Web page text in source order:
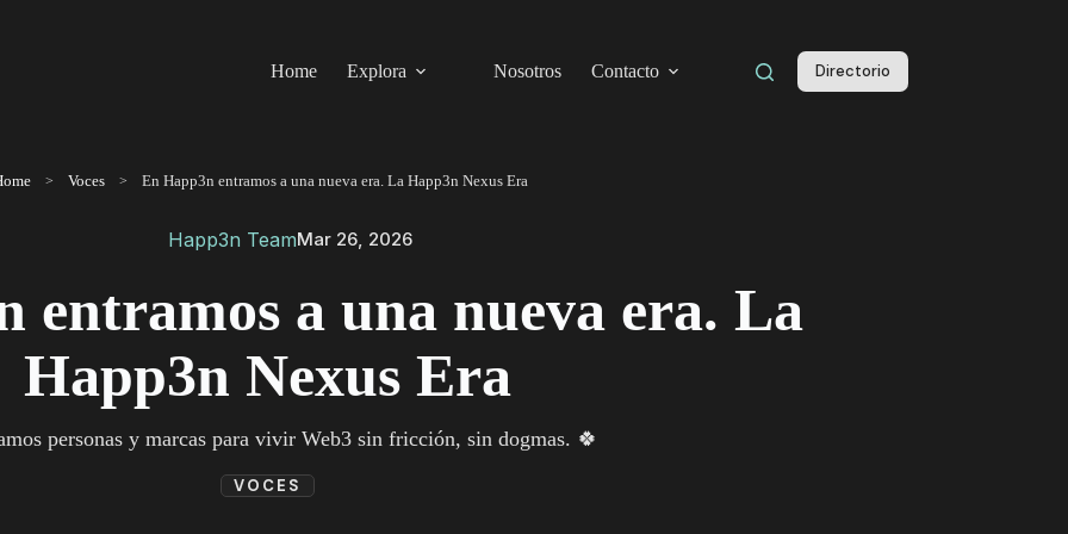
Home
Explora Nosotros Contacto Directorio
Voces En Happ3n entramos a una nueva era. La Happ3n Nexus Era
Happ3n TeamMar 26, 2026
entramos a una nueva era. La
Happ3n Nexus Era
personas y marcas para vivir Web3 sin fricción, sin dogmas. 🍀
VOCES